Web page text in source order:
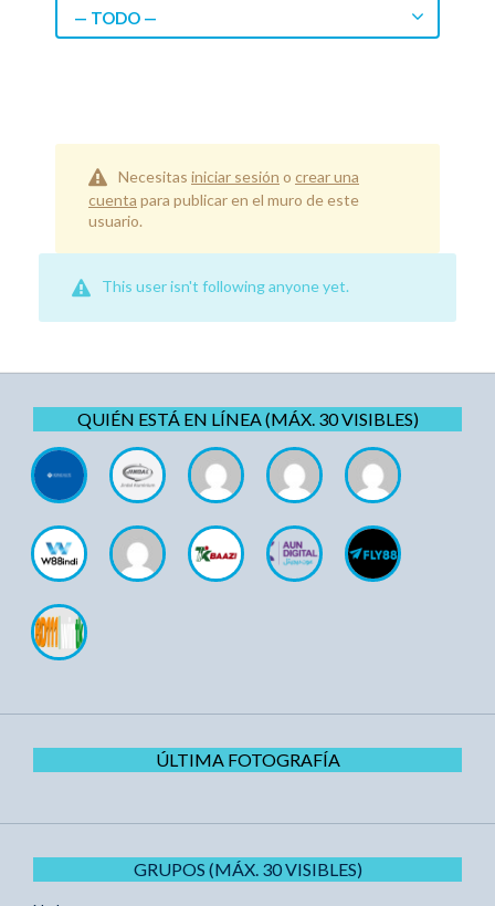
— TODO —
Necesitas iniciar sesión o crear una
cuenta para publicar en el muro de este
usuario.
This user isn't following anyone yet.
QUIÉN ESTÁ EN LÍNEA (MÁX. 30 VISIBLES)
ÚLTIMA FOTOGRAFÍA
GRUPOS (MÁX. 30 VISIBLES)